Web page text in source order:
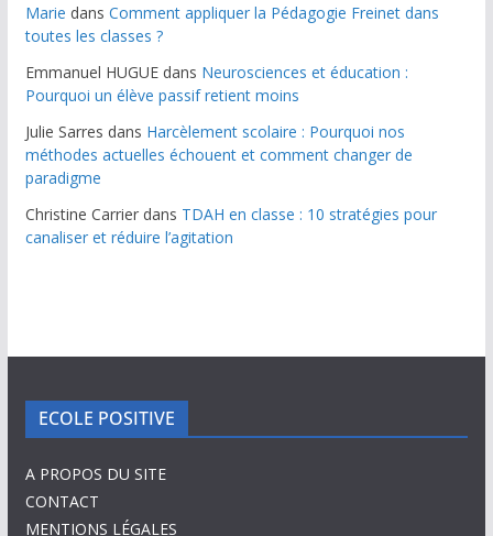
Marie dans Comment appliquer la Pédagogie Freinet dans
toutes les classes ?
Emmanuel HUGUEdans Neurosciences et éducation :
Pourquoi un élève passif retient moins
Julie Sarres dans Harcèlement scolaire : Pourquoi nos
méthodes actuelles échouent et comment changer de
paradigme
Christine Carrierdans TDAH en classe : 10 stratégies pour
canaliser et réduire l’agitation
ECOLE POSITIVE
A PROPOS DU SITE
CONTACT
MENTIONS LÉGALES